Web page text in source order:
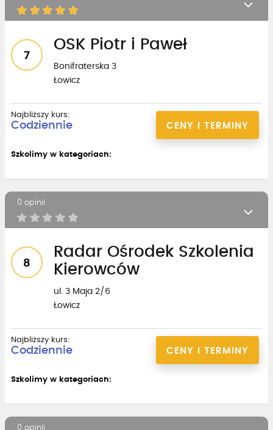
7
OSK Piotr i Paweł
Bonifraterska 3
Łowicz
CENY I TERMINY
Najbliższy kurs:
Codziennie
Szkolimy w kategoriach:
0 opinii
8
Radar Ośrodek Szkolenia
Kierowców
ul. 3 Maja 2/6
Łowicz
CENY I TERMINY
Najbliższy kurs:
Codziennie
Szkolimy w kategoriach:
0 opinii